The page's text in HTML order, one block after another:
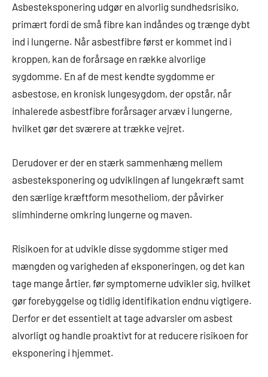
Asbesteksponering udgør en alvorlig sundhedsrisiko,
primært fordi de små fibre kan indåndes og trænge dybt
ind i lungerne. Når asbestfibre først er kommet ind i
kroppen, kan de forårsage en række alvorlige
sygdomme. En af de mest kendte sygdomme er
asbestose, en kronisk lungesygdom, der opstår, når
inhalerede asbestfibre forårsager arvæv i lungerne,
hvilket gør det sværere at trække vejret.
Derudover er der en stærk sammenhæng mellem
asbesteksponering og udviklingen af lungekræft samt
den særlige kræftform mesotheliom, der påvirker
slimhinderne omkring lungerne og maven.
Risikoen for at udvikle disse sygdomme stiger med
mængden og varigheden af eksponeringen, og det kan
tage mange årtier, før symptomerne udvikler sig, hvilket
gør forebyggelse og tidlig identifikation endnu vigtigere.
Derfor er det essentielt at tage advarsler om asbest
alvorligt og handle proaktivt for at reducere risikoen for
eksponering i hjemmet.